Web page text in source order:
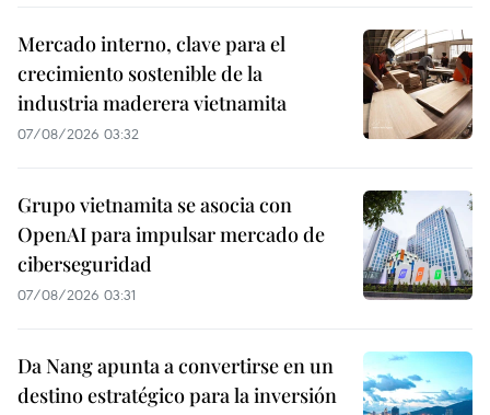
Mercado interno, clave para el
crecimiento sostenible de la
industria maderera vietnamita
07/08/2026 03:32
Grupo vietnamita se asocia con
OpenAI para impulsar mercado de
ciberseguridad
07/08/2026 03:31
Da Nang apunta a convertirse en un
destino estratégico para la inversión